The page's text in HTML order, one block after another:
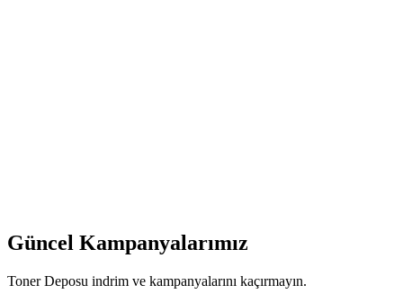
Güncel Kampanyalarımız
Toner Deposu indrim ve kampanyalarını kaçırmayın.